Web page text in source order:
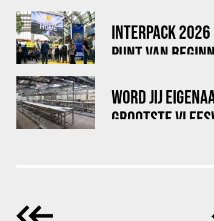
INTERPACK 2026
PUNT VAN
WORD JIJ
GROOTSTE